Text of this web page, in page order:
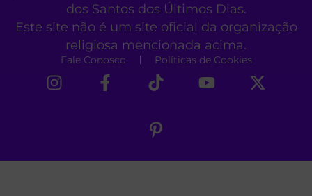
dos Santos dos Últimos Dias.
Este site não é um site oficial da organização
religiosa mencionada acima.
Fale Conosco Políticas de Cookies